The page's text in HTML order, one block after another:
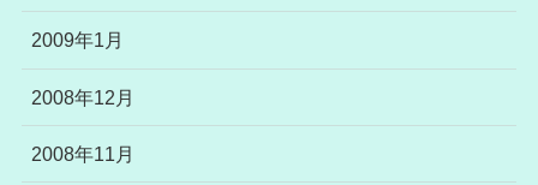
2009年1月
2008年12月
2008年11月